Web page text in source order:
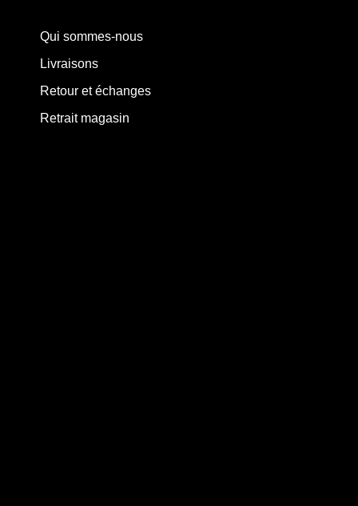
Qui sommes-nous
Livraisons
Retour et échanges
Retrait magasin